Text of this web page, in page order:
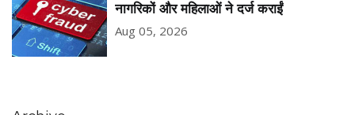
नागरिकों और महिलाओं ने दर्ज कराईं
Aug 05, 2026